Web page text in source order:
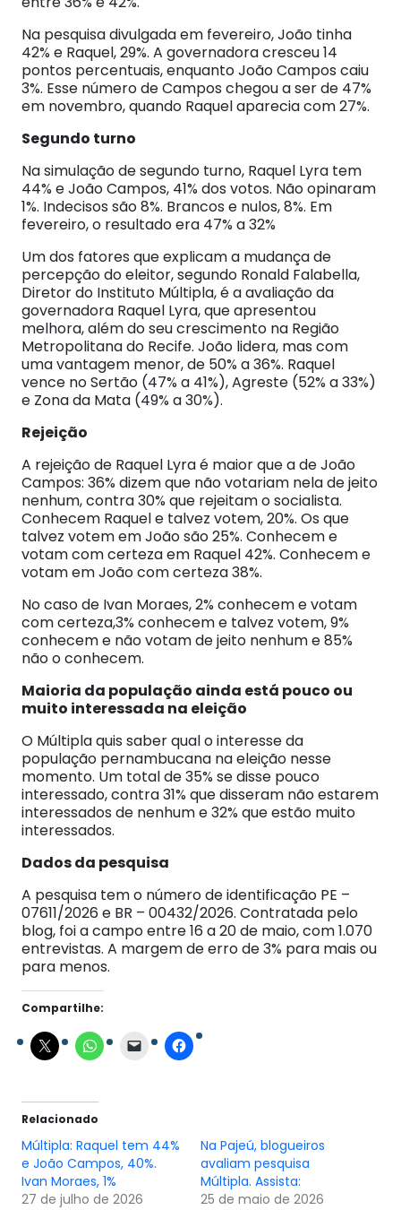
Na pesquisa divulgada em fevereiro, João tinha
42% e Raquel, 29%. A governadora cresceu 14
pontos percentuais, enquanto João Campos caiu
3%. Esse número de Campos chegou a ser de 47%
em novembro, quando Raquel aparecia com 27%.
Segundo turno
Na simulação de segundo turno, Raquel Lyra tem
44% e João Campos, 41% dos votos. Não opinaram
1%. Indecisos são 8%. Brancos e nulos, 8%. Em
fevereiro, o resultado era 47% a 32%
Um dos fatores que explicam a mudança de
percepção do eleitor, segundo Ronald Falabella,
Diretor do Instituto Múltipla, é a avaliação da
governadora Raquel Lyra, que apresentou
melhora, além do seu crescimento na Região
Metropolitana do Recife. João lidera, mas com
uma vantagem menor, de 50% a 36%. Raquel
vence no Sertão (47% a 41%), Agreste (52% a 33%)
e Zona da Mata (49% a 30%).
Rejeição
A rejeição de Raquel Lyra é maior que a de João
Campos: 36% dizem que não votariam nela de jeito
nenhum, contra 30% que rejeitam o socialista.
Conhecem Raquel e talvez votem, 20%. Os que
talvez votem em João são 25%. Conhecem e
votam com certeza em Raquel 42%. Conhecem e
votam em João com certeza 38%.
No caso de Ivan Moraes, 2% conhecem e votam
com certeza,3% conhecem e talvez votem, 9%
conhecem e não votam de jeito nenhum e 85%
não o conhecem.
Maioria da população ainda está pouco ou
muito interessada na eleição
O Múltipla quis saber qual o interesse da
população pernambucana na eleição nesse
momento. Um total de 35% se disse pouco
interessado, contra 31% que disseram não estarem
interessados de nenhum e 32% que estão muito
interessados.
Dados da pesquisa
A pesquisa tem o número de identificação PE –
07611/2026 e BR – 00432/2026. Contratada pelo
blog, foi a campo entre 16 a 20 de maio, com 1.070
entrevistas. A margem de erro de 3% para mais ou
para menos.
Compartilhe:
Relacionado
Múltipla: Raquel tem 44%
e João Campos, 40%.
Ivan Moraes, 1%
27 de julho de 2026
Na Pajeú, blogueiros
avaliam pesquisa
Múltipla. Assista:
25 de maio de 2026